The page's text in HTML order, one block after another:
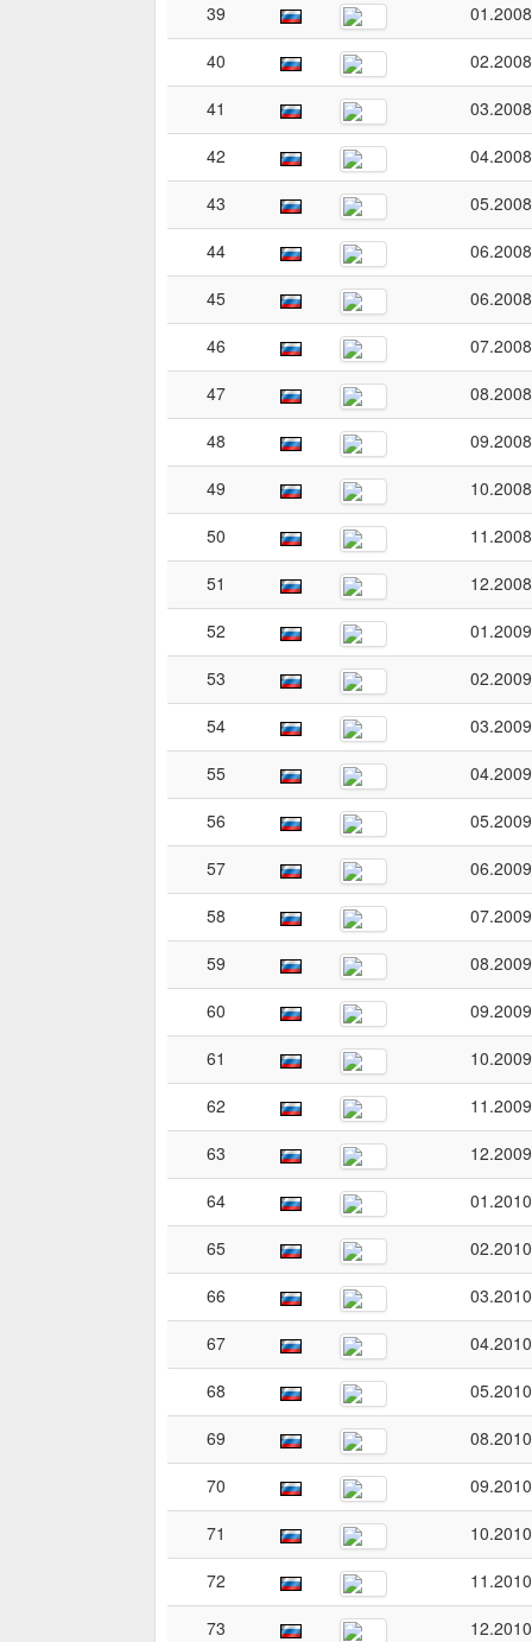
39
01.2008
40
02.2008
41
03.2008
42
04.2008
43
05.2008
44
06.2008
45
06.2008
46
07.2008
47
08.2008
48
09.2008
49
10.2008
50
11.2008
51
12.2008
52
01.2009
53
02.2009
54
03.2009
55
04.2009
56
05.2009
57
06.2009
58
07.2009
59
08.2009
60
09.2009
61
10.2009
62
11.2009
63
12.2009
64
01.2010
65
02.2010
66
03.2010
67
04.2010
68
05.2010
69
08.2010
70
09.2010
71
10.2010
72
11.2010
73
12.2010